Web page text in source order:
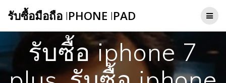
to
รับซื้อมือถือ IPHONE IPAD
รับซื้อ iphone 7